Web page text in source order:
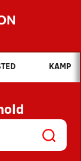
du søge efter?
NYHEDER
OG
KAMP